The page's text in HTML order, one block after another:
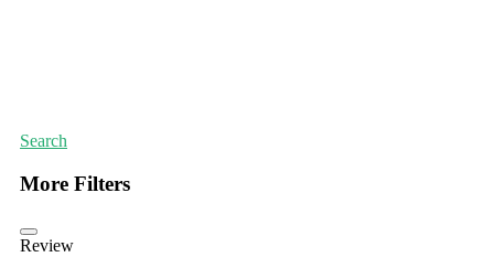
Search
More Filters
Review